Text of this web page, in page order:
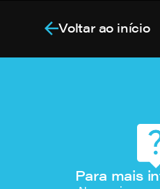
Voltar ao início
Para mais